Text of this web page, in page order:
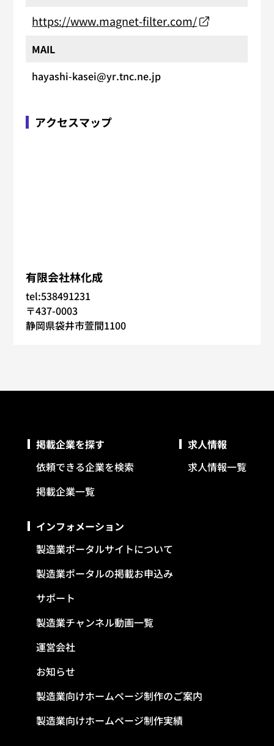
https://www.magnet-filter.com/
MAIL
hayashi-kasei@yr.tnc.ne.jp
アクセスマップ
有限会社林化成
tel:538491231
〒437-0003
静岡県袋井市萱間1100
掲載企業を探す
依頼できる企業を検索
掲載企業一覧
求人情報
求人情報一覧
インフォメーション
製造業ポータルサイトについて
製造業ポータルの掲載お申込み
サポート
製造業チャンネル動画一覧
運営会社
お知らせ
製造業向けホームページ制作のご案内
製造業向けホームページ制作実績